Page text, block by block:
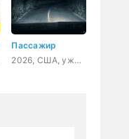
Пассажир
2026, США, ужасы